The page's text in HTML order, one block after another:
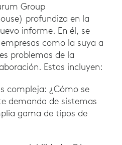
Group
profundiza en la
informe. En él, se
como la suya a
problemas de la
Estas incluyen:
compleja: ¿Cómo se
demanda de sistemas
gama de tipos de